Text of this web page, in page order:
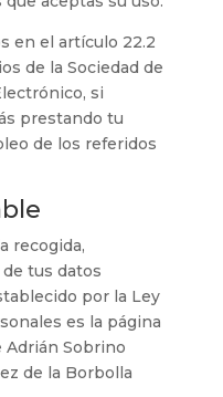
en el artículo 22.2
de la Sociedad de
si
prestando tu
de los referidos
recogida,
tus datos
por la Ley
es la página
Adrián Sobrino
de la Borbolla